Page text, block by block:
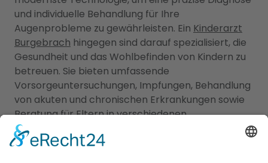
und individuelle Behandlung für Ihre
Augenprobleme zu gewährleisten. Ein Kinderarzt
Burgebrach hingegen sind darauf spezialisiert, die
Gesundheit und das Wohlbefinden von Kindern zu
betreuen. Sie bieten umfassende
Vorsorgeuntersuchungen, Impfungen, Behandlung
von akuten und chronischen Erkrankungen sowie
Beratung für Eltern in verschiedenen
medizinischen Bereichen an. Unsere Kinderärzte
Burgebrach sind einfühlsam, kinderfreundlich und